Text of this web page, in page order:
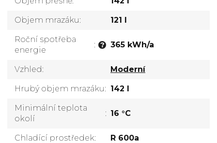
Objem mrazáku: 121 l
?
Roční spotřeba
energie
: 365 kWh/a
Vzhled: Moderní
Hrubý objem mrazáku: 142 l
Minimální teplota
okolí
: 16 °C
Chladící prostředek: R 600a